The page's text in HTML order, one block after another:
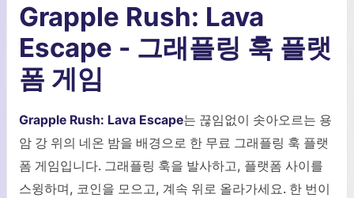
Grapple Rush: Lava
Escape - 그래플링 훅 플랫
폼 게임
Grapple Rush: Lava Escape는 끊임없이 솟아오르는 용
암 강 위의 네온 밤을 배경으로 한 무료 그래플링 훅 플랫
폼 게임입니다. 그래플링 훅을 발사하고, 플랫폼 사이를
스윙하며, 코인을 모으고, 계속 위로 올라가세요. 한 번이